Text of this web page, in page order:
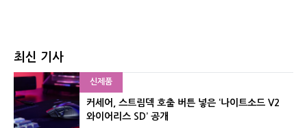
최신 기사
신제품
커세어, 스트림덱 호출 버튼 넣은 ‘나이트소드 V2
와이어리스 SD’ 공개